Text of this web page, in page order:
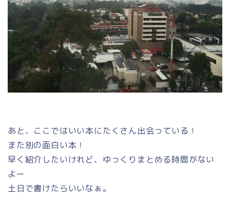
あと、ここではいい本にたくさん出会っている！
また別の面白い本！
早く紹介したいけれど、ゆっくりまとめる時間がない
よー
土日で書けたらいいなぁ。